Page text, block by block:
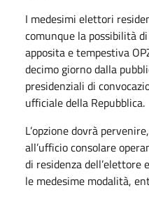
I medesimi elettori
comunque la possibilità
apposita e tempestiva
decimo giorno dalla
presidenziali di
ufficiale della Repubblica.
L’opzione dovrà
all’ufficio consolare
di residenza dell’elettore
le medesime modalità,